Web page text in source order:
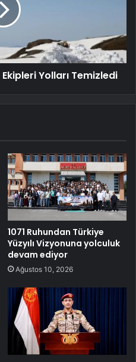
Yolları Temizledi
1071 Ruhundan Türkiye
Yüzyılı Vizyonuna yolculuk
devam ediyor
Ağustos 10, 2026